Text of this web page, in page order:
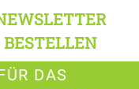
BESTELLEN
DAS